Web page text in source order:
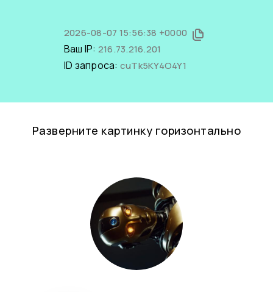
2026-08-07 15:56:38 +0000
Ваш IP: 216.73.216.201
ID запроса: cuTk5KY4O4Y1
Разверните картинку горизонтально